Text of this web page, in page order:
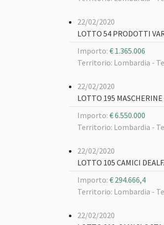
22/02/2020
LOTTO 54 PRODOTTI
Importo: € 1.365.006
Territorio: Lombardia -
22/02/2020
LOTTO 195
Importo: € 6.550.000
Territorio: Lombardia -
22/02/2020
LOTTO 105 CAMICI
Importo: € 294.666,4
Territorio: Lombardia -
22/02/2020